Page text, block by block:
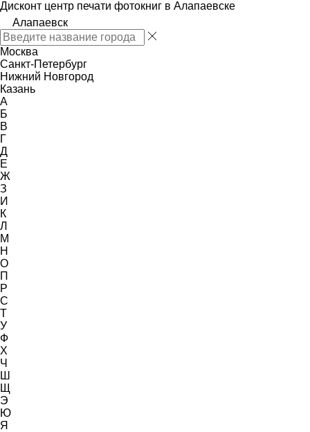
Дисконт центр печати фотокниг в Алапаевске
Алапаевск
Москва
Санкт-Петербург
Нижний Новгород
Казань
А
Б
В
Г
Д
Е
Ж
З
И
К
Л
М
Н
О
П
Р
С
Т
У
Ф
Х
Ч
Ш
Щ
Э
Ю
Я